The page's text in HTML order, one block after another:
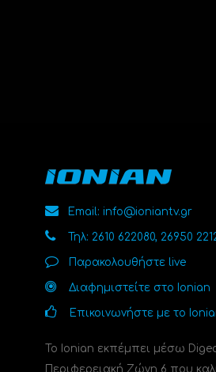
Email: info@ioniantv.gr
Τηλ: 2610 622080, 26950
Παρακολουθήστε live
Διαφημιστείτε στο Ionian
Επικοινωνήστε με το
Το Ionian εκπέμπει μέσω
Περιφερειακή Ζώνη 6 που